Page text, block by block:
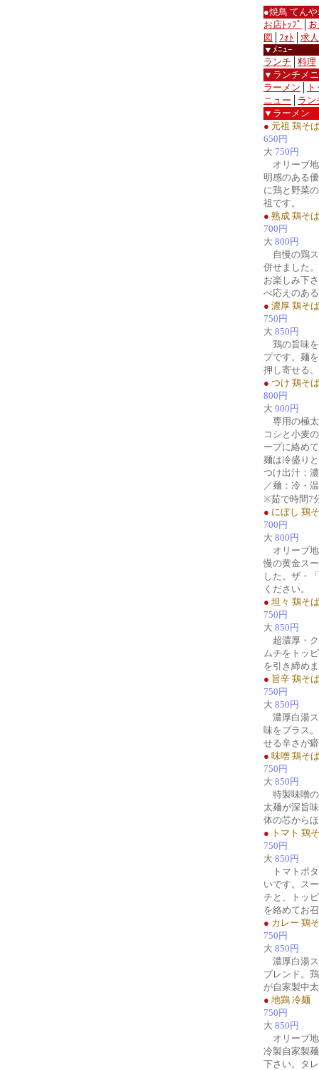
●焼鳥 てん
お店ﾄｯﾌﾟ
図
ﾌｫﾄ
求
▼ﾒﾆｭｰ
ランチ
料理
▼ランチメ
ラーメン
ニュー
ラン
▼ラーメン
● 元祖 鶏そば
650円
大 750円
オリーブ地
明感のある
に鶏と野菜
祖です。
● 熟成 鶏そば
700円
大 800円
自慢の鶏ス
併せました
お楽しみ下
べ応えのあ
● 濃厚 鶏そば
750円
大 850円
鶏の旨味を
プです。麺
押し寄せる
● つけ 鶏そば
800円
大 900円
専用の極太
コシと小麦
ープに絡め
麺は冷盛り
つけ出汁：
／麺：冷・
※茹で時間7
● にぼし 鶏
700円
大 800円
オリーブ地
慢の黄金ス
した。ザ・
ください。
● 坦々 鶏そば
750円
大 850円
超濃厚・ク
ムチをトッ
を引き締め
● 旨辛 鶏そば
750円
大 850円
濃厚白湯ス
味をプラス
せる辛さが
● 味噌 鶏そば
750円
大 850円
特製味噌の
太麺が深旨
体の芯から
● トマト 鶏
750円
大 850円
トマトポタ
いです。ス
チと、トッ
を絡めてお
● カレー 鶏
750円
大 850円
濃厚白湯ス
ブレンド。
が自家製中
● 地鶏 冷麺
750円
大 850円
オリーブ地
冷製自家製
下さい。タ